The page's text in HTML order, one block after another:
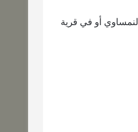
النمساوي أو في قرية